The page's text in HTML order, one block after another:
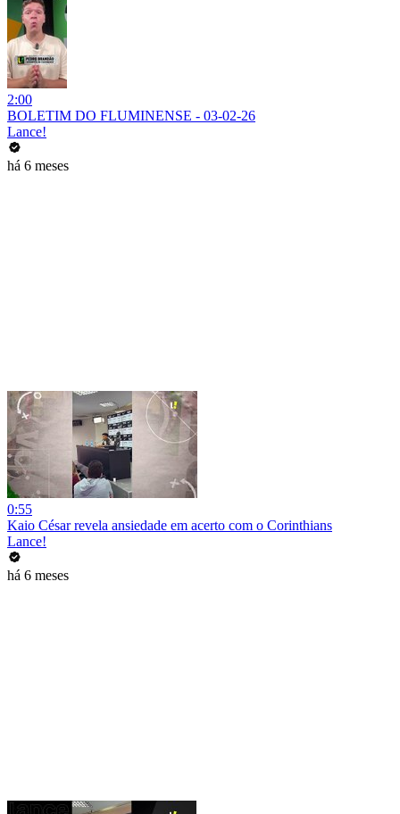
2:00
BOLETIM DO FLUMINENSE - 03-02-26
Lance!
há 6 meses
0:55
Kaio César revela ansiedade em acerto com o Corinthians
Lance!
há 6 meses